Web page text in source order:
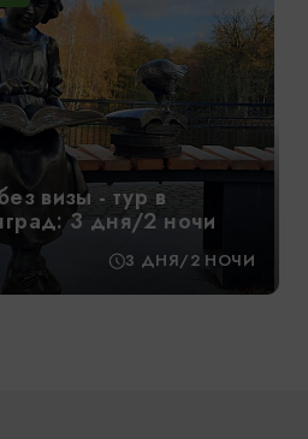
визы - тур в
3 дня/2 ночи
3 ДНЯ/2 НОЧИ